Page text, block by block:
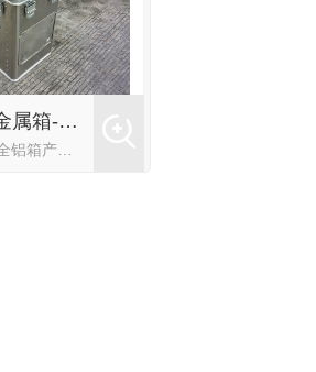
西安成都金属箱-全铝箱
成都金属箱-全铝箱产品特点：箱体面料可以选择不同的颜色，使面料具有多样的多样性。面板采用BS金刚石板，具有密度高、耐磨、尖锐器械不易穿透等特点。它还可以与各种材料粘合，使箱体更硬，更承重。